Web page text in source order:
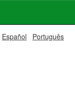
Español Português